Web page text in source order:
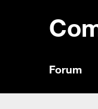
Forum